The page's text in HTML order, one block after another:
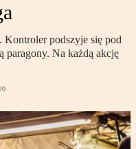
Kontroler podszyje się pod
paragony. Na każdą akcję